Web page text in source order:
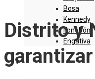
Bosa
Kennedy
Fontibón
Engativa
QUIENES SOMOS
Distrito y